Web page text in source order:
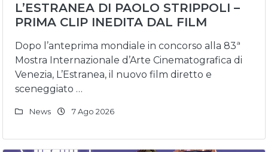
L’ESTRANEA DI PAOLO STRIPPOLI –
PRIMA CLIP INEDITA DAL FILM
Dopo l’anteprima mondiale in concorso alla 83ª
Mostra Internazionale d’Arte Cinematografica di
Venezia, L’Estranea, il nuovo film diretto e
sceneggiato …
News 7 Ago 2026